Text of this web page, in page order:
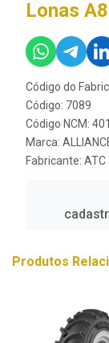
Lonas
Código do
Código: 7089
Código NCM:
Marca:
Fabricante: ATC
Produtos